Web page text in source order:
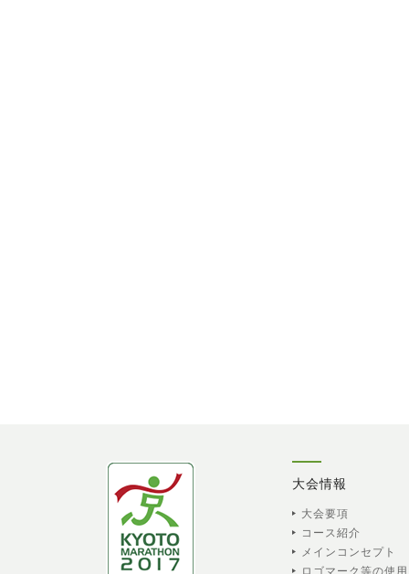
大会情報
大会要項
コース紹介
メインコンセプト